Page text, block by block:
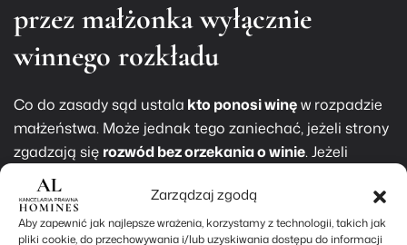
Zarządzaj zgodą
Aby zapewnić jak najlepsze wrażenia, korzystamy z technologii, takich jak
pliki cookie, do przechowywania i/lub uzyskiwania dostępu do informacji
przez małżonka wyłącznie
winnego rozkładu
Co do zasady sąd ustala kto ponosi winęw rozpadzie
małżeństwa. Może jednak tego zaniechać, jeżeli strony
zgadzają się rozwód bez orzekania o winie. Jeżeli
rozwodu chce małżonek wyłącznie winny, zaś
małżonek niewinny nie wyraża zgody na rozwód, to sąd
co do zasady rozwodu nie orzeknie. Przyjmuje się